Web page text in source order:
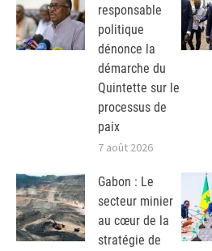
responsable
politique
dénonce la
démarche du
Quintette sur le
processus de
paix
7 août 2026
Gabon : Le
secteur minier
au cœur de la
stratégie de